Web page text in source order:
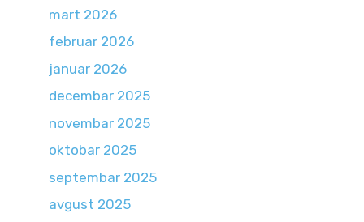
mart 2026
februar 2026
januar 2026
decembar 2025
novembar 2025
oktobar 2025
septembar 2025
avgust 2025